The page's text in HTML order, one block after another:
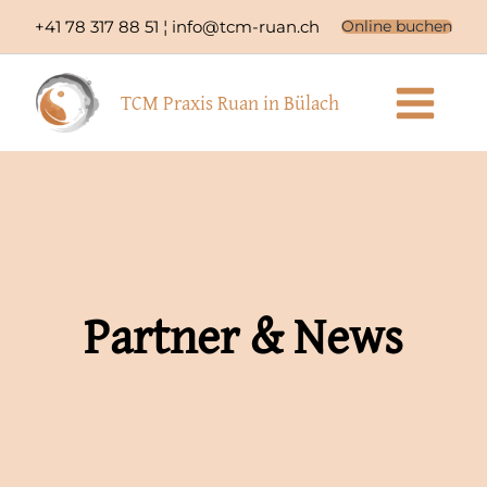
Inhalt
springen
+41 78 317 88 51 ¦ info@tcm-ruan.ch Online buchen
TCM Praxis Ruan in Bülach
Partner & News
Facebook
Instagram